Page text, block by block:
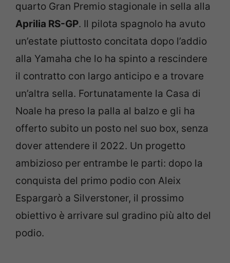
quarto Gran Premio stagionale in sella alla
Aprilia RS-GP. Il pilota spagnolo ha avuto
un’estate piuttosto concitata dopo l’addio
alla Yamaha che lo ha spinto a rescindere
il contratto con largo anticipo e a trovare
un’altra sella. Fortunatamente la Casa di
Noale ha preso la palla al balzo e gli ha
offerto subito un posto nel suo box, senza
dover attendere il 2022. Un progetto
ambizioso per entrambe le parti: dopo la
conquista del primo podio con Aleix
Espargarò a Silverstoner, il prossimo
obiettivo è arrivare sul gradino più alto del
podio.